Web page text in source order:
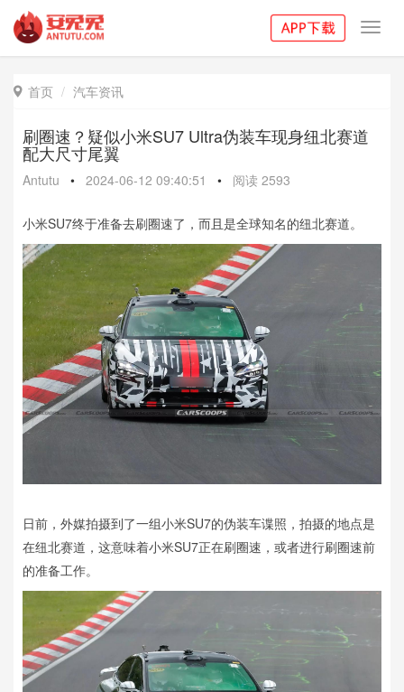
 首页 汽车资讯
刷圈速？疑似小米SU7 Ultra伪装车现身纽北赛道
配大尺寸尾翼
Antutu • 2024-06-12 09:40:51 • 阅读 2593
小米SU7终于准备去刷圈速了，而且是全球知名的纽北赛道。
日前，外媒拍摄到了一组小米SU7的伪装车谍照，拍摄的地点是
在纽北赛道，这意味着小米SU7正在刷圈速，或者进行刷圈速前
的准备工作。